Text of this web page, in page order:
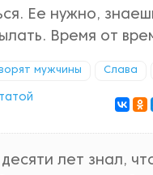
Ее нужно,
Время от
мужчины Слава
лет знал,